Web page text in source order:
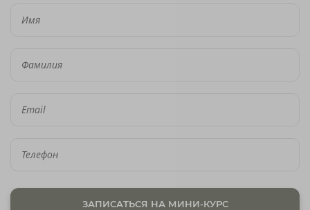
ЗАПИСАТЬСЯ НА МИНИ-КУРС